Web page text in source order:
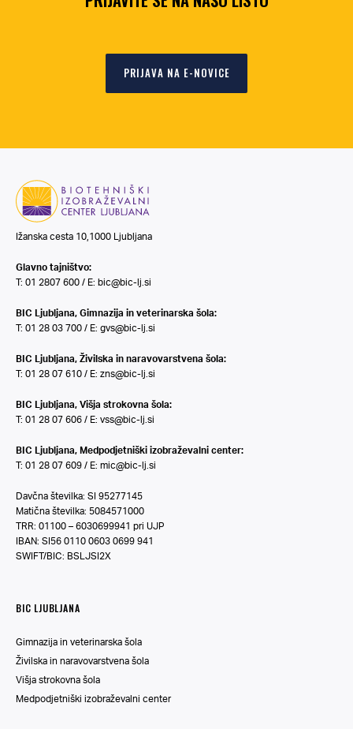
PRIJAVA NA E-NOVICE
Ižanska cesta 10,1000 Ljubljana
Glavno tajništvo:
T: 01 2807 600 / E: bic@bic-lj.si
BIC Ljubljana, Gimnazija in veterinarska šola:
T: 01 28 03 700 / E: gvs@bic-lj.si
BIC Ljubljana, Živilska in naravovarstvena šola:
T: 01 28 07 610 / E: zns@bic-lj.si
BIC Ljubljana, Višja strokovna šola:
T: 01 28 07 606 / E: vss@bic-lj.si
BIC Ljubljana, Medpodjetniški izobraževalni center:
T: 01 28 07 609 / E: mic@bic-lj.si
Davčna številka: SI 95277145
Matična številka: 5084571000
TRR: 01100 – 6030699941 pri UJP
IBAN: SI56 0110 0603 0699 941
SWIFT/BIC: BSLJSI2X
BIC LJUBLJANA
Gimnazija in veterinarska šola
Živilska in naravovarstvena šola
Višja strokovna šola
Medpodjetniški izobraževalni center